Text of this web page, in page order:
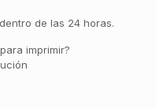
de las 24 horas.
imprimir?